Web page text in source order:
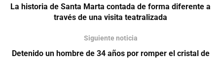
La historia de Santa Marta contada de forma diferente a
través de una visita teatralizada
Siguiente noticia
Detenido un hombre de 34 años por romper el cristal de